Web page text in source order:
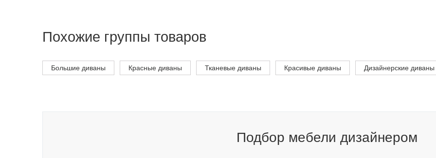
Похожие группы товаров
Большие диваны Красные диваны Тканевые диваны Красивые диваны Дизайнерские диваны
Подбор мебели дизайнером